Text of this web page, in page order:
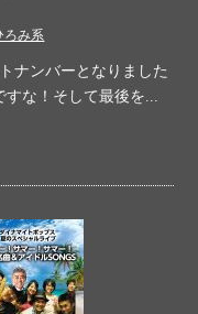
ろみ系
ナンバーとなりました
すな！そして最後を...